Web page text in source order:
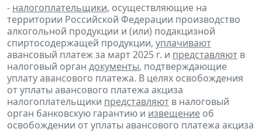
- налогоплательщики, осуществляющие на
территории Российской Федерации производство
алкогольной продукции и (или) подакцизной
спиртосодержащей продукции, уплачивают
авансовый платеж за март 2025 г. и представляют в
налоговый орган документы, подтверждающие
уплату авансового платежа. В целях освобождения
от уплаты авансового платежа акциза
налогоплательщики представляют в налоговый
орган банковскую гарантию и извещение об
освобождении от уплаты авансового платежа акциза